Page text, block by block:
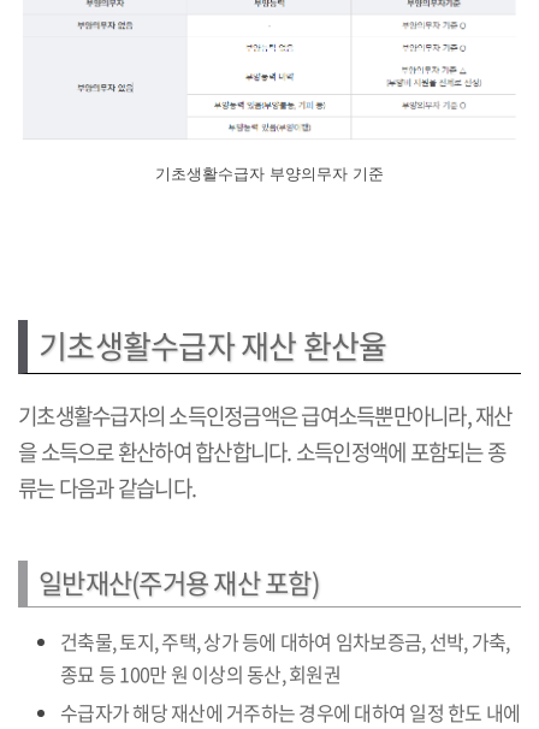
기초생활수급자 부양의무자 기준
기초생활수급자 재산 환산율
기초생활수급자의 소득인정금액은 급여소득뿐만아니라, 재산
을 소득으로 환산하여 합산합니다. 소득인정액에 포함되는 종
류는 다음과 같습니다.
일반재산(주거용 재산 포함)
건축물, 토지, 주택, 상가 등에 대하여 임차보증금, 선박, 가축,
종묘 등 100만 원 이상의 동산, 회원권
수급자가 해당 재산에 거주하는 경우에 대하여 일정 한도 내에